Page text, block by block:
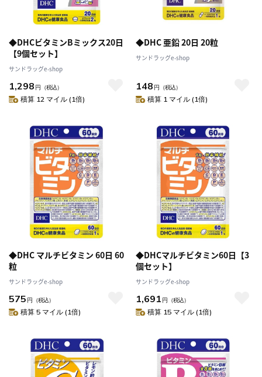
◆DHCビタミンBミックス20日
【9個セット】
サンドラッグe-shop
1,298 円 （税込）
積算 12 マイル (1倍)
◆DHC 亜鉛 20日 20粒
サンドラッグe-shop
148 円 （税込）
積算 1 マイル (1倍)
◆DHC マルチビタミン 60日 60
粒
サンドラッグe-shop
575 円 （税込）
積算 5 マイル (1倍)
◆DHCマルチビタミン60日【3
個セット】
サンドラッグe-shop
1,691 円 （税込）
積算 15 マイル (1倍)